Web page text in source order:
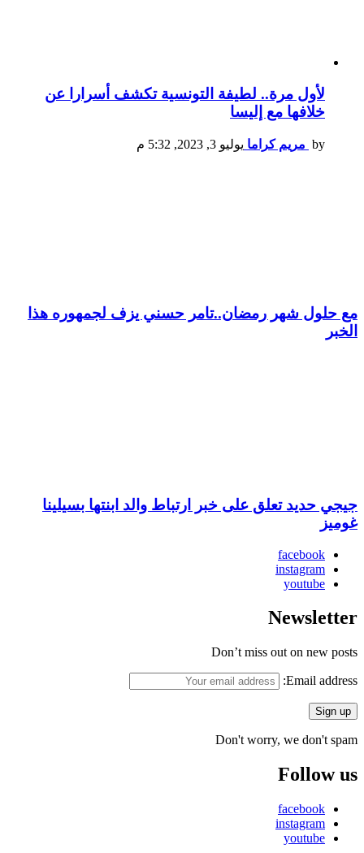
لأول مرة.. لطيفة التونسية تكشف أسرارا عن
خلافها مع إليسا
by مريم كراما يوليو 3, 2023, 5:32 م
مع حلول شهر رمضان..تامر حسني يزف لجمهوره هذا
الخبر
جيجي حديد تعلق على خبر ارتباط والد ابنتها بسيلينا
غوميز
facebook
instagram
youtube
Newsletter
Don’t miss out on new posts
Email address:
Don't worry, we don't spam
Follow us
facebook
instagram
youtube